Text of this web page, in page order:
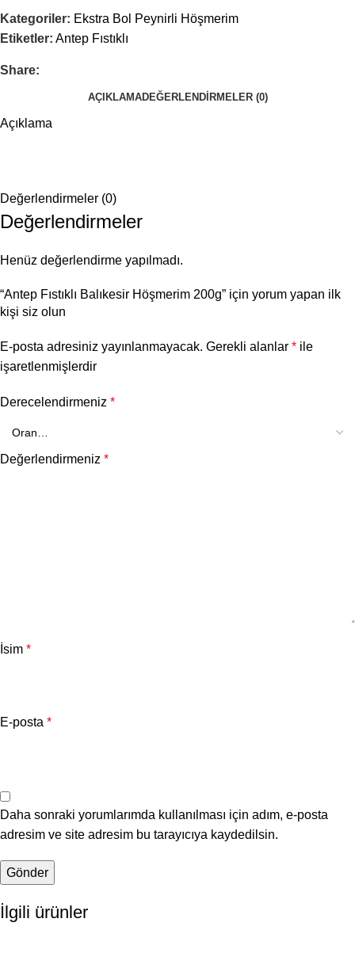
Kategoriler: Ekstra Bol Peynirli Höşmerim
Etiketler: Antep Fıstıklı
Share:
AÇIKLAMADEĞERLENDIRMELER (0)
Açıklama
Değerlendirmeler (0)
Değerlendirmeler
Henüz değerlendirme yapılmadı.
“Antep Fıstıklı Balıkesir Höşmerim 200g” için yorum yapan ilk
kişi siz olun
E-posta adresiniz yayınlanmayacak. Gerekli alanlar * ile
işaretlenmişlerdir
Derecelendirmeniz *
Değerlendirmeniz *
İsim *
E-posta *
Daha sonraki yorumlarımda kullanılması için adım, e-posta
adresim ve site adresim bu tarayıcıya kaydedilsin.
İlgili ürünler